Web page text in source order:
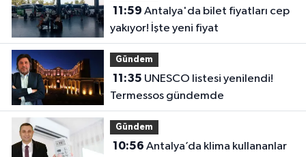
11:59
yakıyor! İşte yeni fiyat
Gündem
11:35
Termessos gündemde
Gündem
10:56